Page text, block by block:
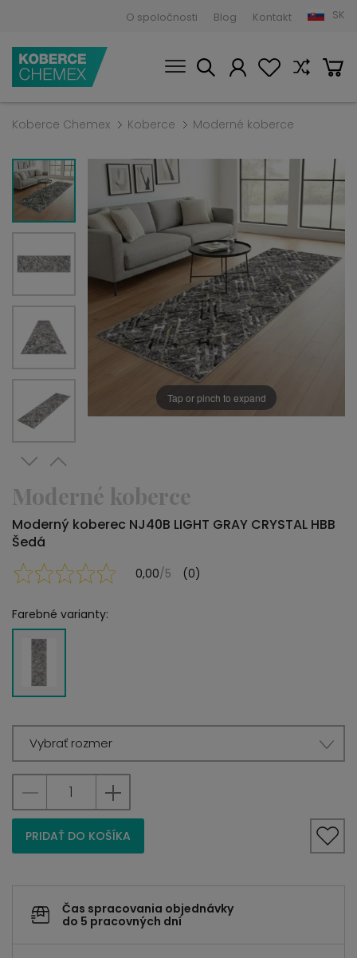
O spoločnosti Blog Kontakt SK
Koberce Chemex Koberce Moderné koberce
Tap or pinch to expand
Moderné koberce
Moderný koberec NJ40B LIGHT GRAY CRYSTAL HBB
Šedá
0,00/5 (0)
Farebné varianty:
Vybrať rozmer
PRIDAŤ DO KOŠÍKA
Čas spracovania objednávky
do 5 pracovných dní